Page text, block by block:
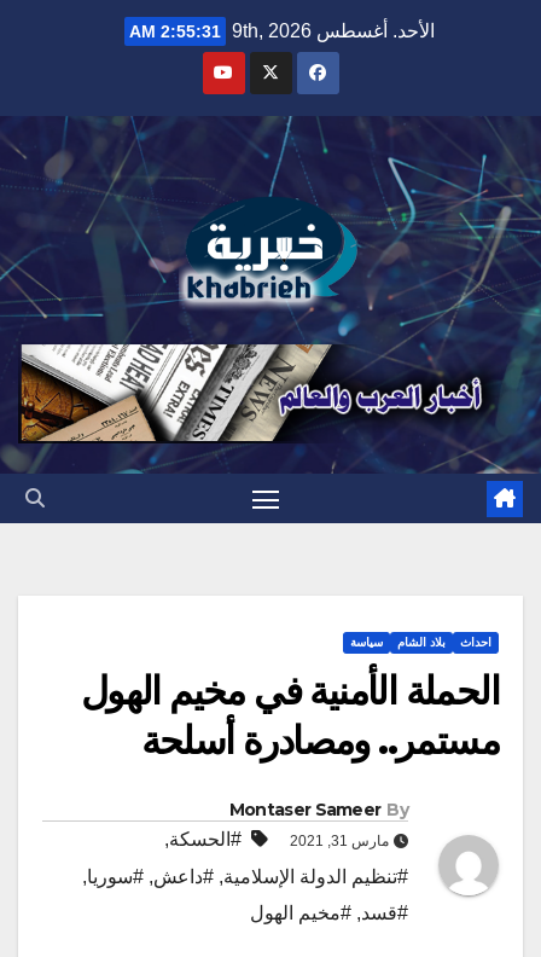
الأحد. أغسطس 9th, 2026 2:55:32 AM
احداث بلاد الشام سياسة
الحملة الأمنية في مخيم الهول
مستمر.. ومصادرة أسلحة
By
Montaser Sameer
مارس 31, 2021 #الحسكة,
#تنظيم الدولة الإسلامية, #داعش, #سوريا,
#قسد, #مخيم الهول